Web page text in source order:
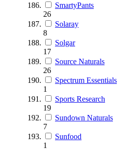
SmartyPants
26
Solaray
8
Solgar
17
Source Naturals
26
Spectrum Essentials
1
Sports Research
19
Sundown Naturals
7
Sunfood
1